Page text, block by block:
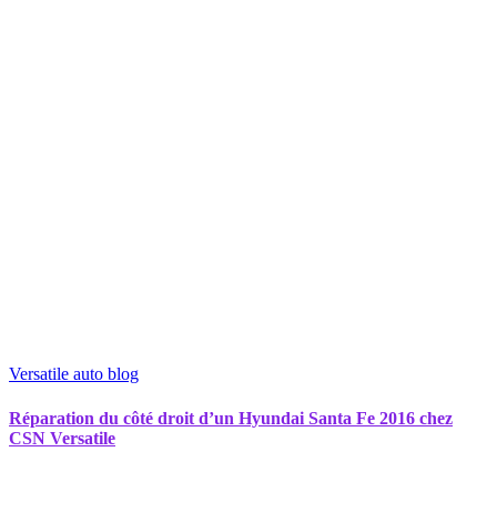
Versatile auto blog
Réparation du côté droit d’un Hyundai Santa Fe 2016 chez
CSN Versatile